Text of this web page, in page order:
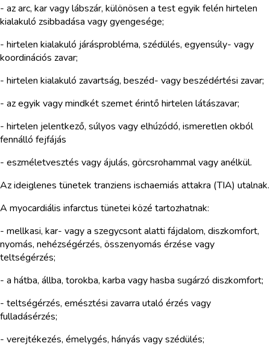
- az arc, kar vagy lábszár, különösen a test egyik felén hirtelen
kialakuló zsibbadása vagy gyengesége;
- hirtelen kialakuló járásprobléma, szédülés, egyensúly- vagy
koordinációs zavar;
- hirtelen kialakuló zavartság, beszéd- vagy beszédértési zavar;
- az egyik vagy mindkét szemet érintő hirtelen látászavar;
- hirtelen jelentkező, súlyos vagy elhúzódó, ismeretlen okból
fennálló fejfájás
- eszméletvesztés vagy ájulás, görcsrohammal vagy anélkül.
Az ideiglenes tünetek tranziens ischaemiás attakra (TIA) utalnak.
A myocardiális infarctus tünetei közé tartozhatnak:
- mellkasi, kar- vagy a szegycsont alatti fájdalom, diszkomfort,
nyomás, nehézségérzés, összenyomás érzése vagy
teltségérzés;
- a hátba, állba, torokba, karba vagy hasba sugárzó diszkomfort;
- teltségérzés, emésztési zavarra utaló érzés vagy
fulladásérzés;
- verejtékezés, émelygés, hányás vagy szédülés;